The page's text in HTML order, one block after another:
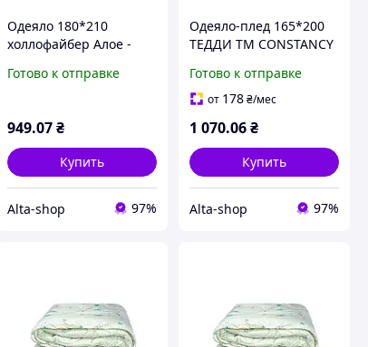
Одеяло 180*210
холлофайбер Алое -
Готово к отправке
949.07 ₴
Купить
Alta-shop 97%
Одеяло-плед 165*200
ТЕДДИ ТМ CONSTANCY
Готово к отправке
от 178₴/мес
1 070.06₴
Купить
Alta-shop 97%